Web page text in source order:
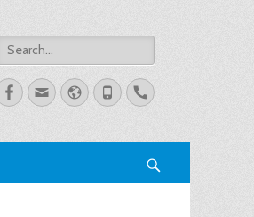
Search
for:
Facebook
EmailWebsite
PhoneHandset